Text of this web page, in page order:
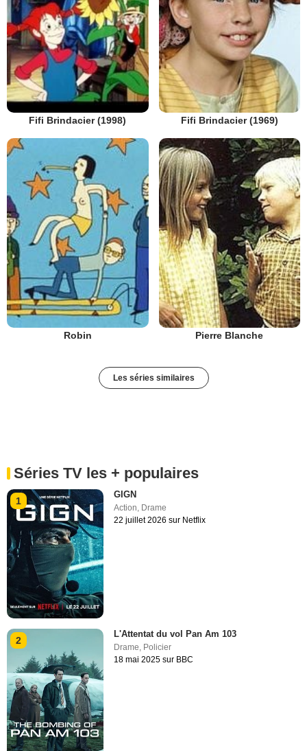
Fifi Brindacier (1998) Fifi Brindacier (1969)
Robin Pierre Blanche
Les séries similaires
Séries TV les + populaires
1
GIGN
Action Drame
22 juillet 2026 sur Netflix
2
L'Attentat du vol Pan Am 103
Drame, Policier
18 mai 2025 sur BBC